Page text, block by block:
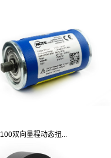
双向量程动态扭...